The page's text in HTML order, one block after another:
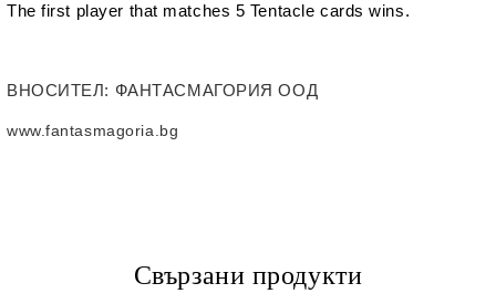
The first player that matches 5 Tentacle cards wins.
ВНОСИТЕЛ: ФАНТАСМАГОРИЯ ООД
www.fantasmagoria.bg
Свързани продукти